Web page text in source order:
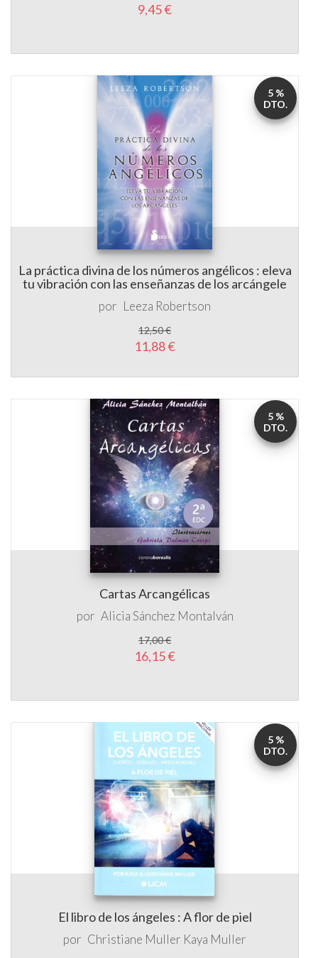
9,45 €
La práctica divina de los números angélicos : eleva
tu vibración con las enseñanzas de los arcángele
por Leeza Robertson
12,50 €
11,88 €
5 %
DTO.
Cartas Arcangélicas
por Alicia Sánchez Montalván
17,00 €
16,15 €
5 %
DTO.
El libro de los ángeles : A flor de piel
por Christiane Muller Kaya Muller
5 %
DTO.